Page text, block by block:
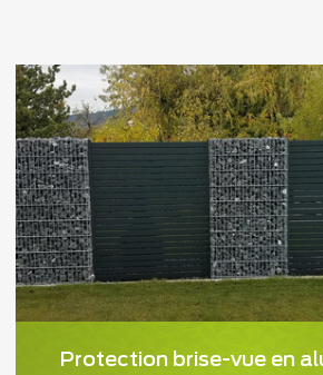
Protection brise-vue en